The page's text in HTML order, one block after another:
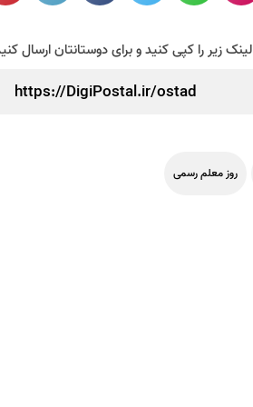
لینک زیر را کپی کنید و برای دوستانتان ارسال
روز معلم رسمی